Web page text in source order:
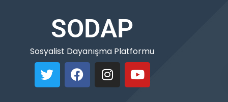
SODAP
Sosyalist Dayanışma Platformu